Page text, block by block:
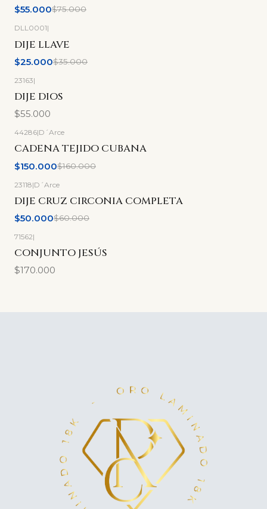
$55.000$75.000
-29% OFF
DLL0001|
DIJE LLAVE
$25.000$35.000
23163|
DIJE DIOS
$55.000
-6%OFF
44286|D´Arce
CADENA TEJIDO CUBANA
$150.000$160.000
-17% OFF
23118|D´Arce
DIJE CRUZ CIRCONIA COMPLETA
$50.000$60.000
71562|
CONJUNTO JESÚS
$170.000